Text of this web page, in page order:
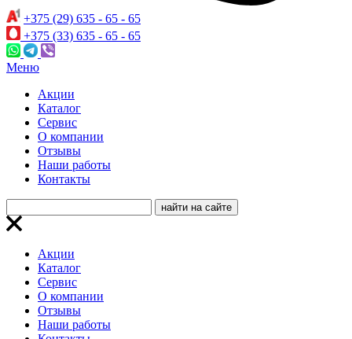
+375 (29) 635 - 65 - 65
+375 (33) 635 - 65 - 65
Меню
Акции
Каталог
Сервис
О компании
Отзывы
Наши работы
Контакты
Акции
Каталог
Сервис
О компании
Отзывы
Наши работы